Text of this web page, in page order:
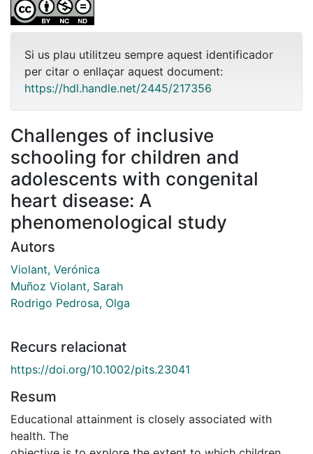
Si us plau utilitzeu sempre aquest identificador
per citar o enllaçar aquest document:
https://hdl.handle.net/2445/217356
Challenges of inclusive
schooling for children and
adolescents with congenital
heart disease: A
phenomenological study
Autors
Violant, Verónica
Muñoz Violant, Sarah
Rodrigo Pedrosa, Olga
Recurs relacionat
https://doi.org/10.1002/pits.23041
Resum
Educational attainment is closely associated with
health. The